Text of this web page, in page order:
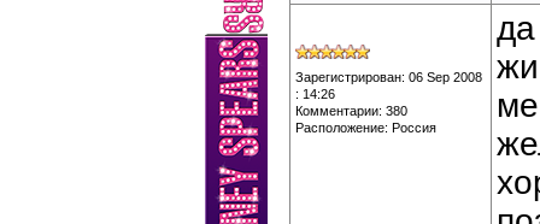
Зарегистрирован: 06 Sep 2008
: 14:26
Комментарии: 380
Расположение: Россия